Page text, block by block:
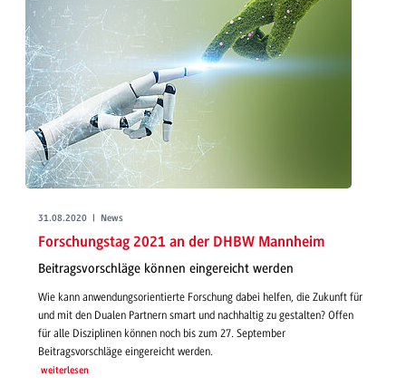
31.08.2020 | News
Forschungstag 2021 an der DHBW Mannheim
Beitragsvorschläge können eingereicht werden
Wie kann anwendungsorientierte Forschung dabei helfen, die Zukunft für
und mit den Dualen Partnern smart und nachhaltig zu gestalten? Offen
für alle Disziplinen können noch bis zum 27. September
Beitragsvorschläge eingereicht werden.
weiterlesen